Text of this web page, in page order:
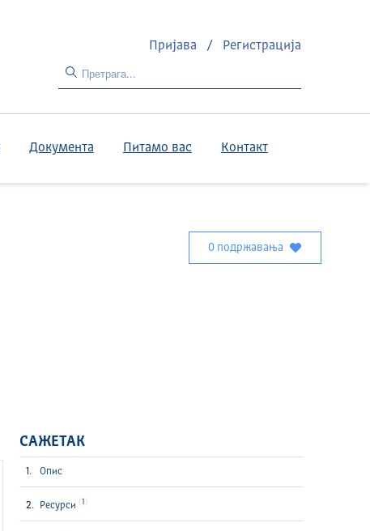
Пријава / Регистрација
Документа Питамо вас Контакт
0 подржавања
САЖЕТАК
Опис
Ресурси 1